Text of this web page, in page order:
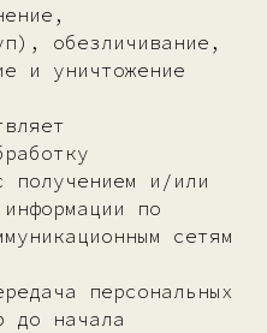
обезличивание,
и уничтожение
получением и/или
по
сетям
персональных
до начала